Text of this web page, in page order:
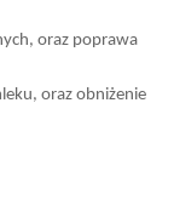
oraz poprawa
oraz obniżenie